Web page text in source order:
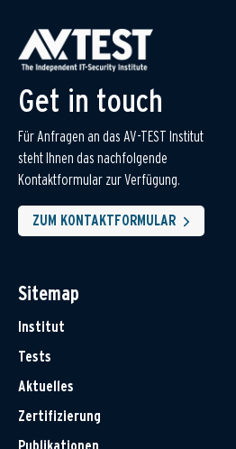
Get in touch
Für Anfragen an das AV-TEST Institut
steht Ihnen das nachfolgende
Kontaktformular zur Verfügung.
ZUM KONTAKTFORMULAR
Sitemap
Institut
Tests
Aktuelles
Zertifizierung